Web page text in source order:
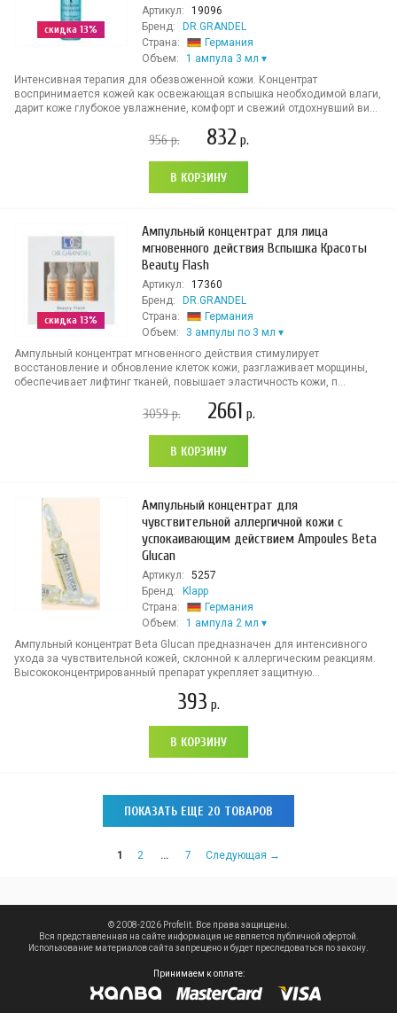
скидка 13%
Артикул:
19096
Бренд:
DR.GRANDEL
Страна:
Германия
Объем:
1 ампула 3 мл
Интенсивная терапия для обезвоженной кожи. Концентрат
воспринимается кожей как освежающая вспышка необходимой влаги,
дарит коже глубокое увлажнение, комфорт и свежий отдохнувший ви...
956р. 832 р.
В КОРЗИНУ
скидка 13%
Ампульный концентрат для лица
мгновенного действия Вспышка Красоты
Beauty Flash
Артикул:
17360
Бренд:
DR.GRANDEL
Страна:
Германия
Объем:
3 ампулы по 3 мл
Ампульный концентрат мгновенного действия стимулирует
восстановление и обновление клеток кожи, разглаживает морщины,
обеспечивает лифтинг тканей, повышает эластичность кожи, п...
3059р. 2661 р.
В КОРЗИНУ
Ампульный концентрат для
чувствительной аллергичной кожи с
успокаивающим действием Ampoules Beta
Glucan
Артикул:
5257
Бренд:
Klapp
Страна:
Германия
Объем:
1 ампула 2 мл
Ампульный концентрат Beta Glucan предназначен для интенсивного
ухода за чувствительной кожей, склонной к аллергическим реакциям.
Высококонцентрированный препарат укрепляет защитную...
393 р.
В КОРЗИНУ
ПОКАЗАТЬ ЕЩЕ 20 ТОВАРОВ
1 2 … 7 Следующая →
© 2008-2026 Profelit. Все права защищены.
Вся представленная на сайте информация не является публичной офертой.
Использование материалов сайта запрещено и будет преследоваться по закону.
Принимаем к оплате: